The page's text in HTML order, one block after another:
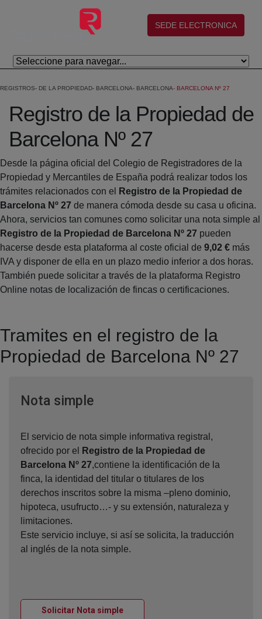
Skip to Main Content
(abre en nueva ventana)
SEDE ELECTRONICA
REGISTROS DE LA PROPIEDAD BARCELONA BARCELONA BARCELONA Nº 27
Registro de la Propiedad de
Barcelona Nº 27
Desde la página oficial del Colegio de Registradores de la
Propiedad y Mercantiles de España podrá realizar todos los
trámites relacionados con el
Registro de la Propiedad de
Barcelona Nº 27 de manera cómoda desde su casa u oficina.
Ahora, servicios tan comunes como solicitar una nota simple al
Registro de la Propiedad de Barcelona Nº 27 pueden
hacerse desde esta plataforma al coste oficial de 9,02 € más
IVA y disponer de ella en un plazo medio inferior a dos horas.
También puede solicitar a través de la plataforma Registro
Online notas de localización de fincas o certificaciones.
Tramites en el registro de la
Propiedad de Barcelona Nº 27
Nota simpleVentana nueva
El servicio de nota simple informativa registral,
ofrecido por el
Registro de la Propiedad de
Barcelona Nº 27,contiene la identificación de la
finca, la identidad del titular o titulares de los
derechos inscritos sobre la misma –pleno dominio,
hipoteca, usufructo…- y su extensión, naturaleza y
limitaciones.
Este servicio incluye, si así se solicita, la traducción
al inglés de la nota simple.
Solicitar Nota simpleVentana nueva